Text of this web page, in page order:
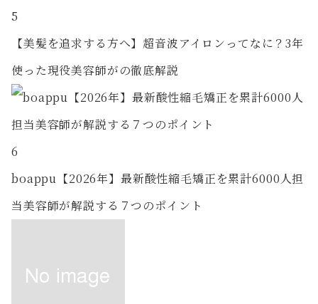
5
【美髪を追求する方へ】超音波アイロンってなに？3年
使った現役美容師がの徹底解説
6
boappu【2026年】最新酸性縮毛矯正を累計6000人担
当美容師が解説する７つのポイント